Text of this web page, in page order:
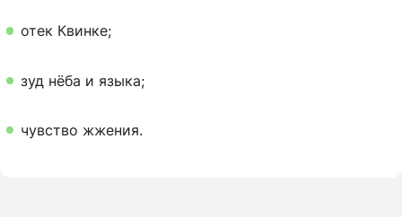
отек Квинке;
зуд нёба и языка;
чувство жжения.